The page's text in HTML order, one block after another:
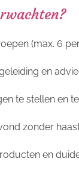
(max. 6
en
te stellen en
zonder
en